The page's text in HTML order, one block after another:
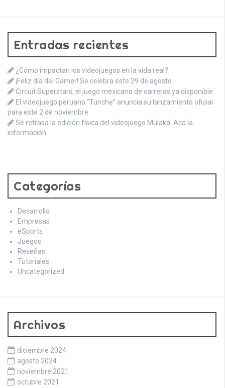
Entradas recientes
¿Cómo impactan los videojuegos en la vida real?
¡Feliz día del Gamer! Se celebra este 29 de agosto
Circuit Superstars, el juego mexicano de carreras ya disponible
El videojuego peruano “Tunche” anuncia su lanzamiento oficial
para este 2 de noviembre
Se retrasa la edición física del videojuego Mulaka. Acá la
información
Categorías
Desarrollo
Empresas
eSports
Juegos
Reseñas
Tutoriales
Uncategorized
Archivos
diciembre 2024
agosto 2024
noviembre 2021
octubre 2021